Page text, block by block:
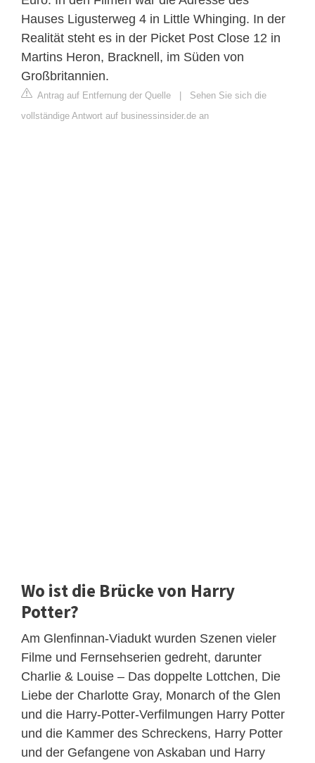
Hauses Ligusterweg 4 in Little Whinging. In der
Realität steht es in der Picket Post Close 12 in
Martins Heron, Bracknell, im Süden von
Großbritannien.
Antrag auf Entfernung der Quelle | Sehen Sie sich die
vollständige Antwort auf businessinsider.de an
Wo ist die Brücke von Harry
Potter?
Am Glenfinnan-Viadukt wurden Szenen vieler
Filme und Fernsehserien gedreht, darunter
Charlie & Louise – Das doppelte Lottchen, Die
Liebe der Charlotte Gray, Monarch of the Glen
und die Harry-Potter-Verfilmungen Harry Potter
und die Kammer des Schreckens, Harry Potter
und der Gefangene von Askaban und Harry